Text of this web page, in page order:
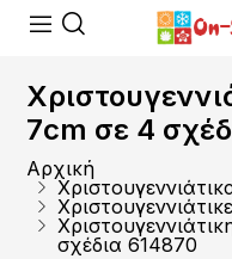
7cm σε 4
Αρχική
σχέδια 614870